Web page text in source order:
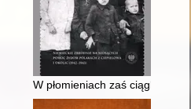
miesiące II wojny światowej
W płomieniach zaś ciągle